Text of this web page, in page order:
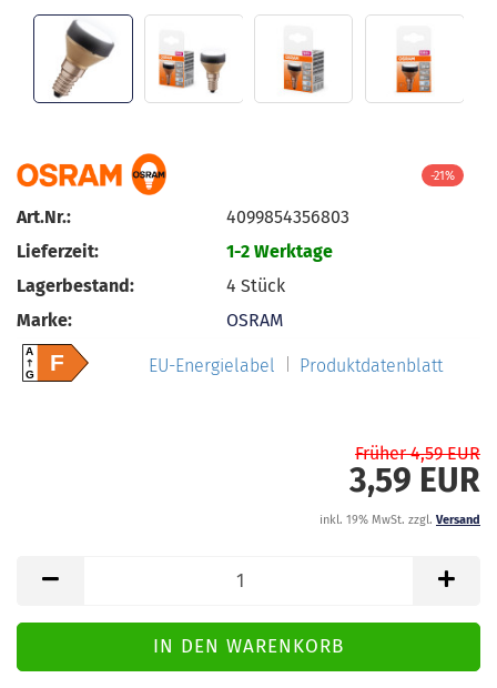
Art.Nr.:
4099854356803
Lieferzeit:
1-2 Werktage
Lagerbestand:
4Stück
Marke:
OSRAM
A
GF EU-Energielabel Produktdatenblatt
-21%
Früher 4,59 EUR
3,59 EUR
inkl. 19% MwSt. zzgl. Versand